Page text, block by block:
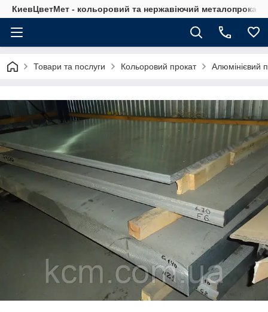
КиевЦветМет - кольоровий та нержавіючий металопрокат.
Товари та послуги Кольоровий прокат Алюмінієвий